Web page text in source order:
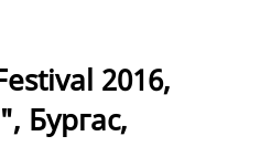
2016,
Бургас,